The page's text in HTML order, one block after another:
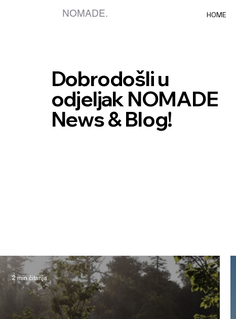
NOMADE. HOME
2 min čitanja
Dobrodošli u
odjeljak NOMADE
News & Blog!